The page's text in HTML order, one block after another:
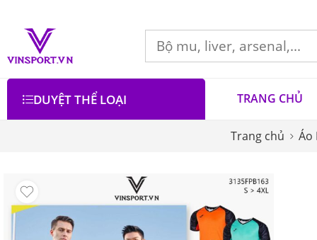
DUYỆT THỂ LOẠI TRANG CHỦ
Trang chủ Áo